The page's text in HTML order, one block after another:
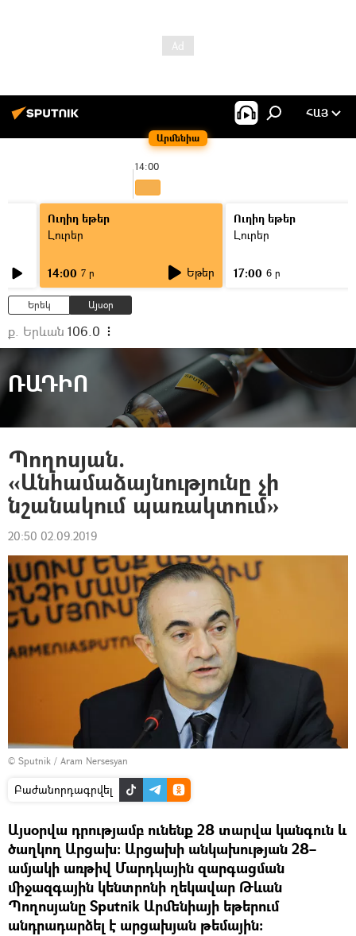
Արմենիա
ՀԱՅ
14:00
Ուղիղ եթեր
Լուրեր
14:00 7 ր Եթեր
Ուղիղ եթեր
Լուրեր
17:00 6 ր
Երեկ Այսօր
ք. Երևան 106.0
ՌԱԴԻՈ
Պողոսյան.
«Անհամաձայնությունը չի
նշանակում պառակտում»
20:50 02.09.2019
© Sputnik / Aram Nersesyan
Բաժանորդագրվել
Այսօրվա դրությամբ ունենք 28 տարվա կանգուն և
ծաղկող Արցախ։ Արցախի անկախության 28–
ամյակի առթիվ Մարդկային զարգացման
միջազգային կենտրոնի ղեկավար Թևան
Պողոսյանը Sputnik Արմենիայի եթերում
անդրադարձել է արցախյան թեմային։